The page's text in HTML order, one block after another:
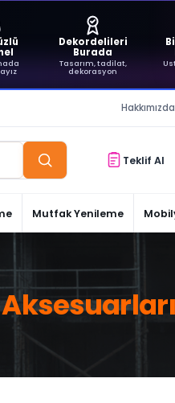
Dekordelileri
Burada
Tasarım, tadilat,
dekorasyon
● BİZİMLE DAİMA KÂRDASINIZ...Hakkımızda
Teklif Al
Mutfak Yenileme